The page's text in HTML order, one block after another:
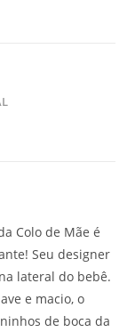
Colo de Mãe é
Seu designer
lateral do bebê.
e macio, o
de boca da